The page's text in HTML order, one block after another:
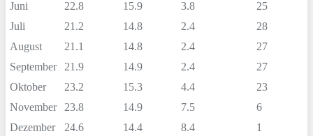
Juni 22.8 15.9 3.8
25
Juli
21.2 14.8 2.4
28
August
21.1 14.8 2.4
27
September
21.9 14.9 2.4
27
Oktober
23.2 15.3 4.4
23
November
23.8 14.9 7.5
6
Dezember
24.6 14.4 8.4 1